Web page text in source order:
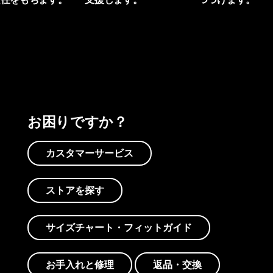
お困りですか？
カスタマーサービス
ストアを探す
サイズチャート・フィットガイド
お手入れと修理 返品・交換